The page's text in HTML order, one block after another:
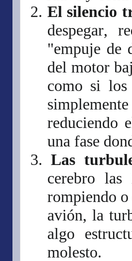
2. El silencio
despegar,
"empuje de
del motor
como si los
reduciendo
una fase
3.Las
cerebro
rompiendo
avión, la
algo
molesto.